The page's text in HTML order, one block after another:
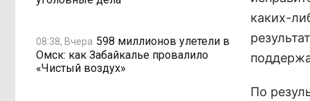
08:38, Вчера 598 миллионов улетели в
Омск: как Забайкалье провалило
«Чистый воздух»
каких-
По